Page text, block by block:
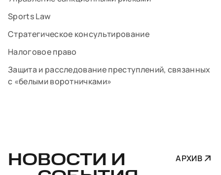
Sports Law
Стратегическое консультирование
Налоговое право
Защита и расследование преступлений, связанных
с «белыми воротничками»
НОВОСТИ И
АРХИВ